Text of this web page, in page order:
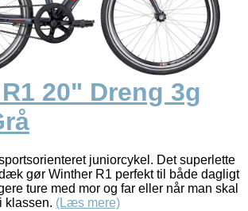
20" Dreng 3g
juniorcykel. Det superlette
gør Winther R1 perfekt til både dagligt
ture med mor og far eller når man skal
klassen. (Læs mere)